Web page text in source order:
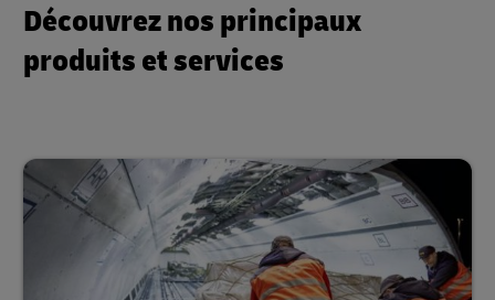
Découvrez nos principaux
produits et services